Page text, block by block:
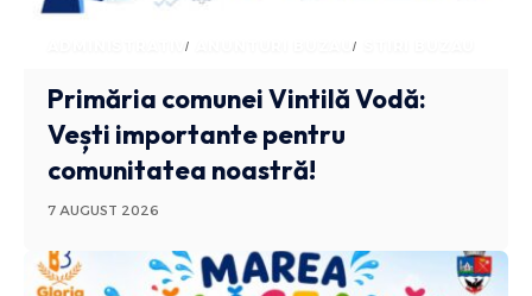
ADMINISTRATIV ANUNTURI BUZAU
Primăria comunei Vintilă Vodă:
Vești importante pentru
comunitatea noastră!
7 AUGUST 2026